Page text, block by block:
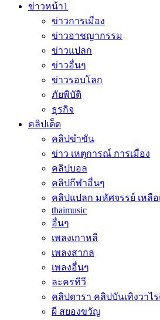
ข่าวหน้า1
ข่าวการเมือง
ข่าวอาชญากรรม
ข่าวแปลก
ข่าวอื่นๆ
ข่าวรอบโลก
ภัยพิบัติ
ธุรกิจ
คลิปเด็ด
คลิปขำขัน
ข่าว เหตุการณ์ การเมือง
คลิปบอล
คลิปกีฬาอื่นๆ
คลิปแปลก มหัศจรรย์ เหลือ
thaimusic
อื่นๆ
เพลงเกาหลี
เพลงสากล
เพลงอื่นๆ
ละครทีวี
คลิปดารา คลิปบันเทิงวาไ
ผี สยองขวัญ